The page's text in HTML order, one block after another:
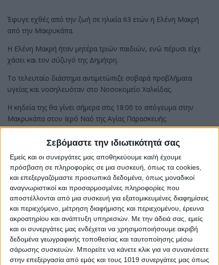
Σεβόμαστε την ιδιωτικότητά σας
Εμείς και οι συνεργάτες μας αποθηκεύουμε και/ή έχουμε
πρόσβαση σε πληροφορίες σε μια συσκευή, όπως τα cookies,
και επεξεργαζόμαστε προσωπικά δεδομένα, όπως μοναδικοί
αναγνωριστικοί και προσαρμοσμένες πληροφορίες που
αποστέλλονται από μια συσκευή για εξατομικευμένες διαφημίσεις
και περιεχόμενο, μέτρηση διαφήμισης και περιεχομένου, έρευνα
ακροατηρίου και ανάπτυξη υπηρεσιών. Με την άδειά σας, εμείς
και οι συνεργάτες μας ενδέχεται να χρησιμοποιήσουμε ακριβή
δεδομένα γεωγραφικής τοποθεσίας και ταυτοποίησης μέσω
σάρωσης συσκευών. Μπορείτε να κάνετε κλικ για να συναινέσετε
στην επεξεργασία από εμάς και τους 1019 συνεργάτες μας όπως
Έφυγε εχθές από την ζωή σε ηλικία 63 ετών η Ελένη Μακρή
από την Μακρυκάπα.
Η Ελένη Μακρή ήταν μητέρα τριών παιδιών, ενώ πέρυσι είχε
χάσει και τον σύζυγό της Δημήτρη.
Το τελευταίο διάστημα αντιμετώπιζε σοβαρά προβλήματα
υγείας και νοσηλευόταν στο Νοσοκομείο Χαλκίδας.
Η κηδεία της θα γίνει σήμερα στις 18:00 το απόγευμα στην
Μακρυκάπα στον Ιερό Ναό της Αγίας Παρασκευής.
Share
Share Post